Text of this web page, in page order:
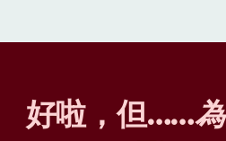
好啦，但……